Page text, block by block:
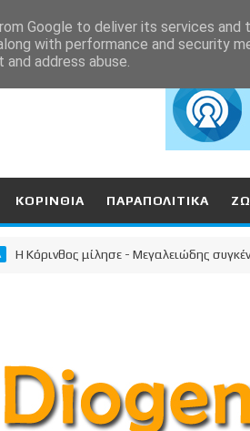
ΚΟΡΙΝΘΙΑ ΠΑΡΑΠΟΛΙΤΙΚΑ
μίλησε - Μεγαλειώδης
Google to deliver its services and
with performance and security
address abuse.